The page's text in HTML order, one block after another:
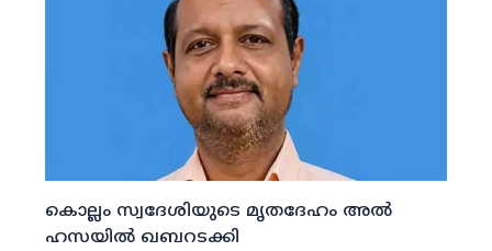
കൊല്ലം സ്വദേശിയുടെ മൃതദേഹം അല്‍
ഹസയില്‍ ഖബറടക്കി